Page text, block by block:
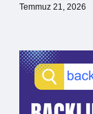
Temmuz 21, 2026